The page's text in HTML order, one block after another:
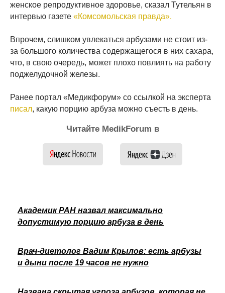
женское репродуктивное здоровье, сказал Тутельян в
интервью газете «Комсомольская правда».
Впрочем, слишком увлекаться арбузами не стоит из-
за большого количества содержащегося в них сахара,
что, в свою очередь, может плохо повлиять на работу
поджелудочной железы.
Ранее портал «Медикфорум» со ссылкой на эксперта
писал, какую порцию арбуза можно съесть в день.
Читайте MedikForum в
Академик РАН назвал максимально
допустимую порцию арбуза в день
Врач-диетолог Вадим Крылов: есть арбузы
и дыни после 19 часов не нужно